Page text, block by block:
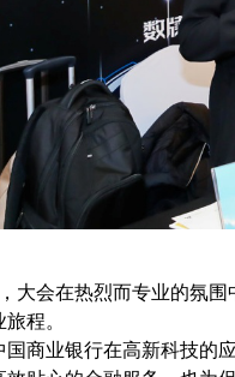
大会在热烈而专业的氛
程。
国商业银行在高新科技的